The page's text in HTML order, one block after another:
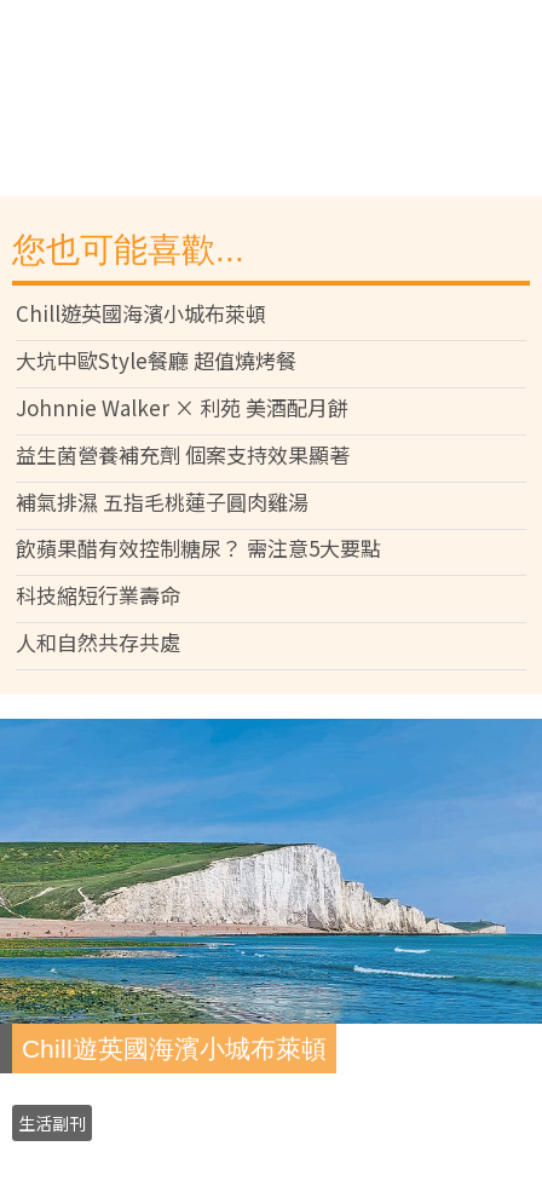
您也可能喜歡...
Chill遊英國海濱小城布萊頓
大坑中歐Style餐廳 超值燒烤餐
Johnnie Walker × 利苑 美酒配月餅
益生菌營養補充劑 個案支持效果顯著
補氣排濕 五指毛桃蓮子圓肉雞湯
飲蘋果醋有效控制糖尿？ 需注意5大要點
科技縮短行業壽命
人和自然共存共處
Chill遊英國海濱小城布萊頓
生活副刊